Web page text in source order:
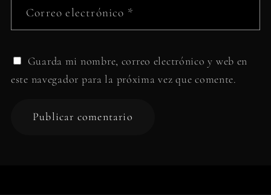
Correo electrónico *
Guarda mi nombre, correo electrónico y web en
este navegador para la próxima vez que comente.